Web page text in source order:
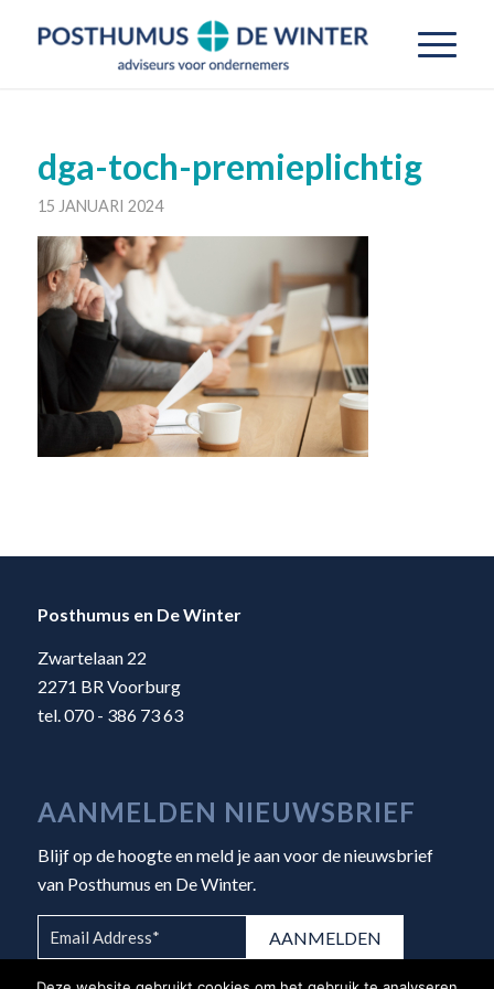
dga-toch-premieplichtig
15 JANUARI 2024
Posthumus en De Winter
Zwartelaan 22
2271 BR Voorburg
tel. 070 - 386 73 63
AANMELDEN NIEUWSBRIEF
Blijf op de hoogte en meld je aan voor de nieuwsbrief
van Posthumus en De Winter.